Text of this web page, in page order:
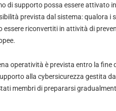
di supporto possa essere attivato
prevista dal sistema: qualora i
riconvertiti in attività di
operatività è prevista entro la fine
alla cybersicurezza gestita
membri di prepararsi